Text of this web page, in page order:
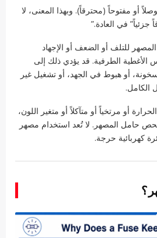
أو مفتوحاً (محترقاً). وبهذا المعنى، لا
جزئياً” في العادة.”
للتلف أو الضعف أو الإجهاد
الطرفية. قد يؤدي ذلك إلى
أو هبوط في الجهد، أو تشغيل غير
الكامل.
أو مرتخياً أو متآكلاً أو متغير اللون،
حامل المصهر. لا تُعد استخدام مصهر
كهربائية حرجة.